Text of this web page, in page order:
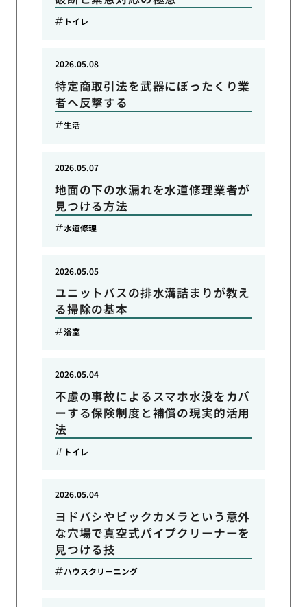
トイレ
特定商取引法を武器にぼったくり業
者へ反撃する
2026.05.08
生活
地面の下の水漏れを水道修理業者が
見つける方法
2026.05.07
水道修理
ユニットバスの排水溝詰まりが教え
る掃除の基本
2026.05.05
浴室
不慮の事故によるスマホ水没をカバ
ーする保険制度と補償の現実的活用
法
2026.05.04
トイレ
ヨドバシやビックカメラという意外
な穴場で真空式パイプクリーナーを
見つける技
2026.05.04
ハウスクリーニング